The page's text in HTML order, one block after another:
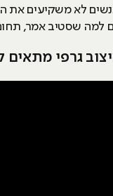
לא משקיעים את
שסטיב אמר,
גרפי מתאים